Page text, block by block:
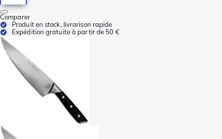
Comparer
Produit en stock, livrarison rapide
Expédition gratuite à partir de 50 €